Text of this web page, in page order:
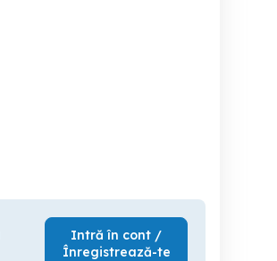
Intră în cont /
Înregistrează-te